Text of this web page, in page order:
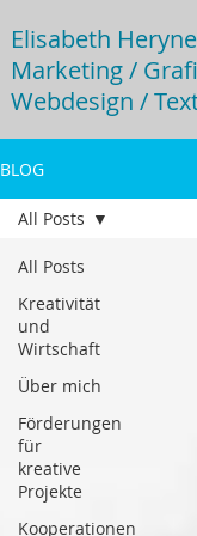
Elisabeth
Marketing /
Webdesign /
BLOG
All Posts
Kreativität
und
Wirtschaft
Über mich
Förderungen
für
kreative
Projekte
Kooperationen
All Posts